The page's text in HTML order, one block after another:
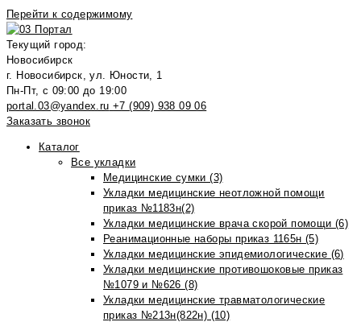
Перейти к содержимому
Текущий город:
Новосибирск
г. Новосибирск, ул. Юности, 1
Пн-Пт, с 09:00 до 19:00
portal.03@yandex.ru +7 (909) 938 09 06
Заказать звонок
Каталог
Все укладки
Медицинские сумки (3)
Укладки медицинские неотложной помощи
приказ №1183н(2)
Укладки медицинские врача скорой помощи (6)
Реанимационные наборы приказ 1165н (5)
Укладки медицинские эпидемиологические (6)
Укладки медицинские противошоковые приказ
№1079 и №626 (8)
Укладки медицинские травматологические
приказ №213н(822н) (10)